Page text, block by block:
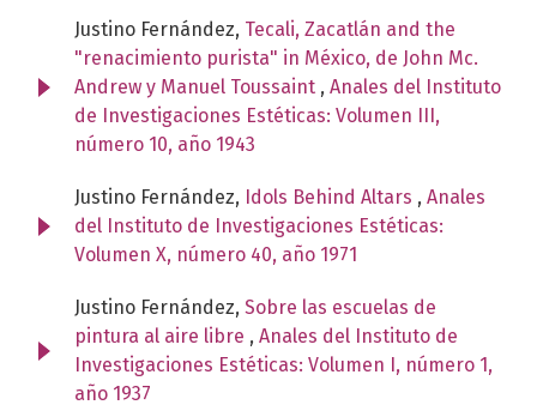
Justino Fernández, Tecali, Zacatlán and the
"renacimiento purista" in México, de John Mc.
Andrew y Manuel Toussaint , Anales del Instituto
de Investigaciones Estéticas: Volumen III,
número 10, año 1943
Justino Fernández, Idols Behind Altars , Anales
del Instituto de Investigaciones Estéticas:
Volumen X, número 40, año 1971
Justino Fernández, Sobre las escuelas de
pintura al aire libre , Anales del Instituto de
Investigaciones Estéticas: Volumen I, número 1,
año 1937